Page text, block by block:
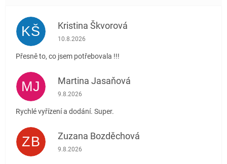
KŠ Kristina Škvorová
Hodnocení obchodu je 5 z 5 hvězdiček.
10.8.2026
Přesně to, co jsem potřebovala !!!
MJ Martina Jasaňová
Hodnocení obchodu je 5 z 5 hvězdiček.
9.8.2026
Rychlé vyřízení a dodání. Super.
ZB Zuzana Bozděchová
Hodnocení obchodu je 5 z 5 hvězdiček.
9.8.2026